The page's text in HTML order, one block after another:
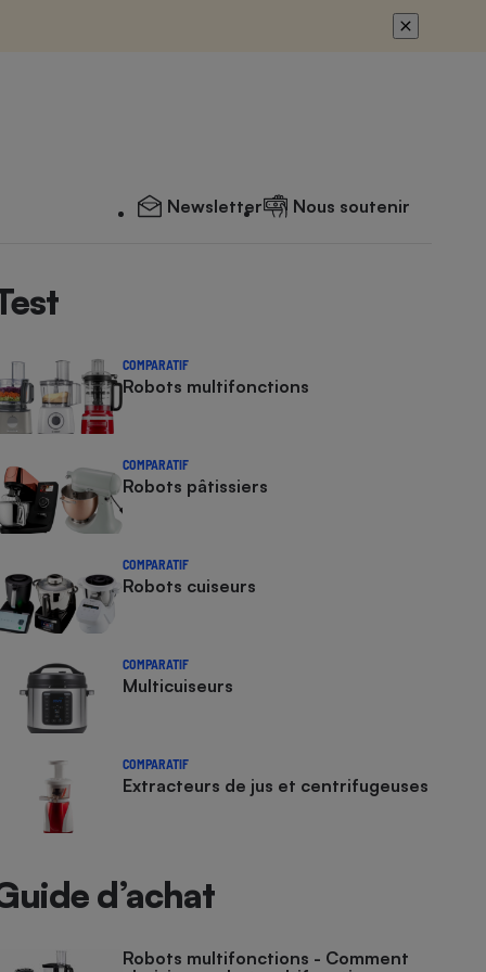
Newsletter Nous soutenir
COMPARATIF
Robots multifonctions
COMPARATIF
Robots pâtissiers
COMPARATIF
Robots cuiseurs
COMPARATIF
Multicuiseurs
COMPARATIF
Extracteurs de jus et centrifugeuses
d’achat
Robots multifonctions - Comment